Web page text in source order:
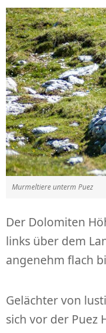
Murmeltiere unterm Puez
Der Dolomiten
links über dem
angenehm flach
Gelächter von
sich vor der Puez